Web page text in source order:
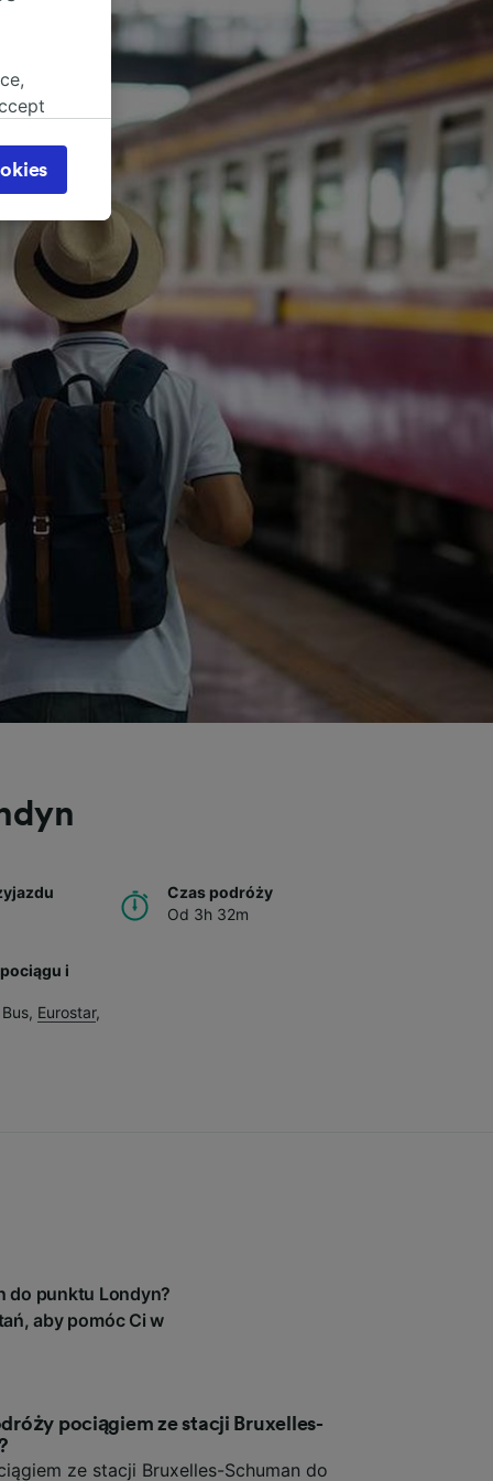
Czas podróży
Od 3h 32m
i
, Eurostar,
do punktu Londyn?
aby pomóc Ci w
pociągiem ze stacji Bruxelles-
ze stacji Bruxelles-Schuman do
page.